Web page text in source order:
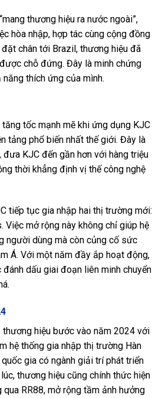
thương hiệu ra nước ngoài”,
hòa nhập, hợp tác cùng cộng đồng
chân tới Brazil, thương hiệu đã
chỗ đứng. Đây là minh chứng
thích ứng của mình.
tốc mạnh mẽ khi ứng dụng KJC
tảng phổ biến nhất thế giới. Đây là
KJC đến gần hơn với hàng triệu
thời khẳng định vị thế công nghệ
tiếp tục gia nhập hai thị trường mới:
Việc mở rộng này không chỉ giúp hệ
người dùng mà còn củng cố sức
Á. Với một năm đầy ắp hoạt động,
dấu giai đoạn liên minh chuyển
hiệu bước vào năm 2024 với
hệ thống gia nhập thị trường Hàn
gia có ngành giải trí phát triển
thương hiệu cũng chính thức hiện
RR88, mở rộng tầm ảnh hưởng